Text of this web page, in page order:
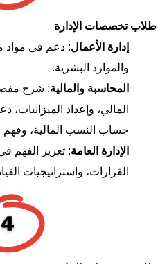
طلاب تخصصات الإدارة
إدارة الأعمال: دعم في مواد
والموارد البشرية.
المحاسبة والمالية: شرح
المالي، وإعداد الميزانيات،
حساب النسب المالية، وفهم
الإدارة العامة: تعزيز الفهم
القرارات، واستراتيجيات